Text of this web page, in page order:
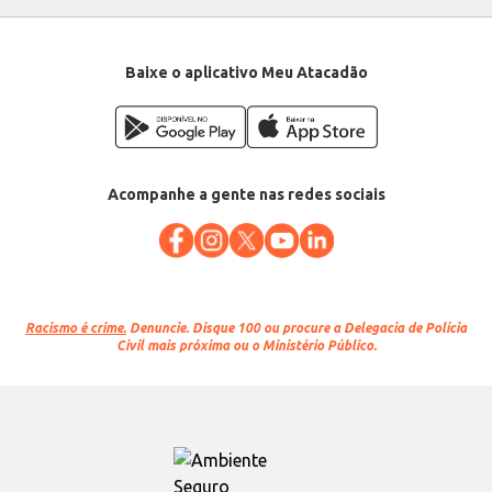
Baixe o aplicativo Meu Atacadão
Acompanhe a gente nas redes sociais
Racismo é crime. Denuncie. Disque 100 ou procure a Delegacia de Polícia
Civil mais próxima ou o Ministério Público.